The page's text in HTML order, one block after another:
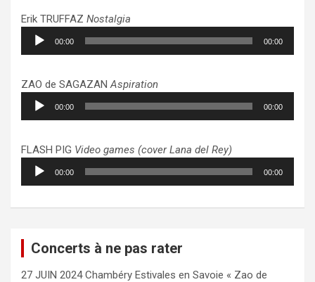
Erik TRUFFAZ Nostalgia
Lecteur
audio
00:00 00:00
ZAO de SAGAZANAspiration
Lecteur
audio
00:00 00:00
FLASH PIG Video games (cover Lana del Rey)
Lecteur
audio
00:00 00:00
Concerts à ne pas rater
27 JUIN 2024 Chambéry Estivales en Savoie « Zao de